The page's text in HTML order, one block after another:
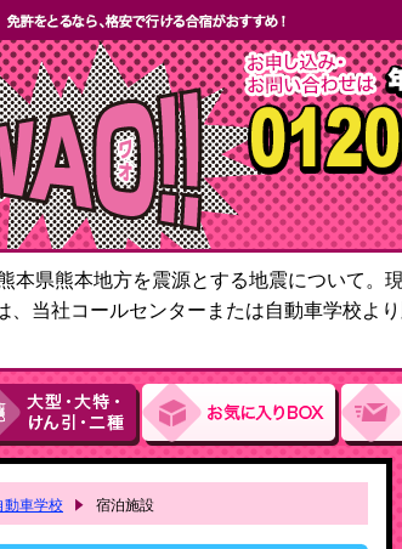
本県熊本地方を震源とする地震について。
当社コールセンターまたは自動車学校よ
動車学校 宿泊施設